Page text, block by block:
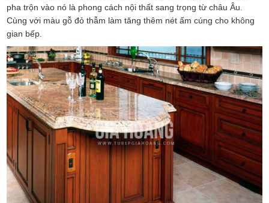
pha trộn vào nó là phong cách nội thất sang trọng từ châu Âu.
Cùng với màu gỗ đỏ thẫm làm tăng thêm nét ấm cúng cho không
gian bếp.